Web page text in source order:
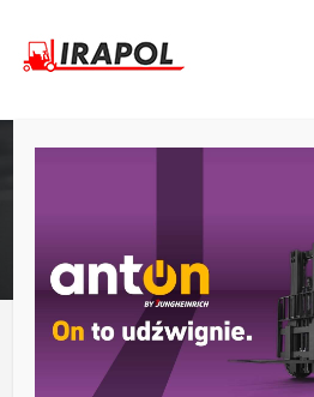
Zakup
Używany, ale pewny – na co